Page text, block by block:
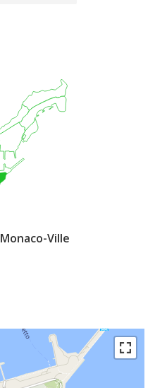
Monaco-Ville